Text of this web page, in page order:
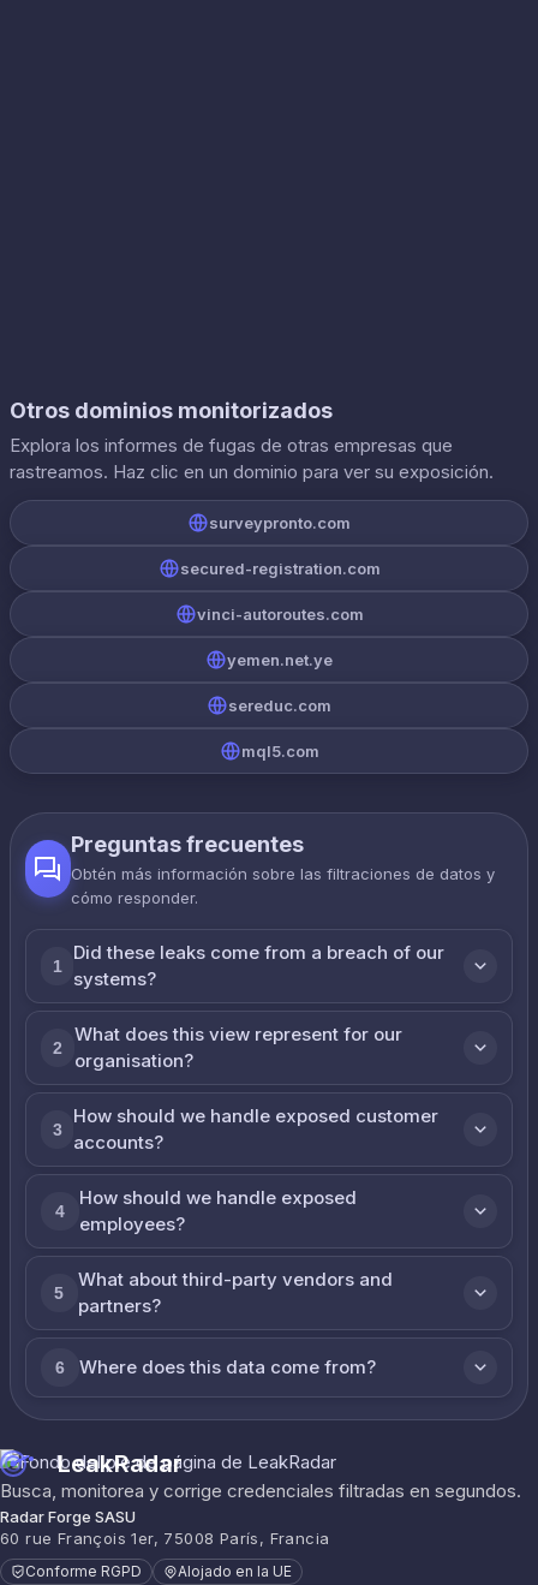
Otros dominios monitorizados
Explora los informes de fugas de otras empresas que
rastreamos. Haz clic en un dominio para ver su exposición.
surveypronto.com
secured-registration.com
vinci-autoroutes.com
yemen.net.ye
sereduc.com
mql5.com
Preguntas frecuentes
Obtén más información sobre las filtraciones de datos y
cómo responder.
1
Did these leaks come from a breach of our
systems?
2
What does this view represent for our
organisation?
3
How should we handle exposed customer
accounts?
4
How should we handle exposed
employees?
5
What about third-party vendors and
partners?
6 Where does this data come from?
LeakRadar
Busca, monitorea y corrige credenciales filtradas en segundos.
Radar Forge SASU
60 rue François 1er, 75008 París, Francia
Conforme RGPD Alojado en la UE